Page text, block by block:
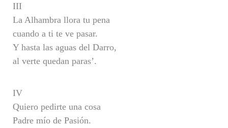
III
La Alhambra llora tu pena
cuando a ti te ve pasar.
Y hasta las aguas del Darro,
al verte quedan paras’.
IV
Quiero pedirte una cosa
Padre mío de Pasión.